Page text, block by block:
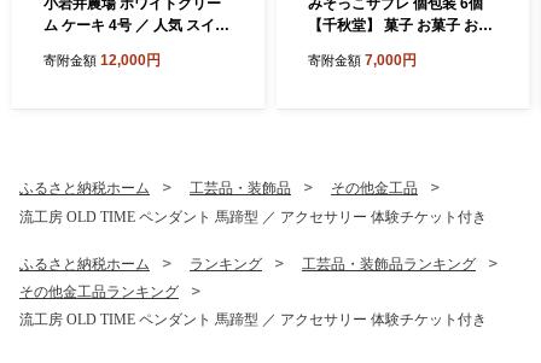
小岩井農場 ホワイトクリー
ム ケーキ 4号 ／ 人気 スイー
かし 洋菓子 ホワイト クリー
産 手土産 誕生日 記念日 冷凍
おすすめ
寄附金額 12,000円
みそっこサブレ 個包装 6個
【千秋堂】 菓子 お菓子 おか
ブレ クッキー スイーツ 赤味
お裾分け おすすめ 人気 岩手
県 雫石町 送料無料
寄附金額 7,000円
ふるさと納税ホーム 工芸品・装飾品
その他金工品
流工房 OLD TIME ペンダント 馬蹄型 ／ アクセサリー 体験チケット付き
ふるさと納税ホーム ランキング
工芸品・装飾品ランキング
その他金工品ランキング
流工房 OLD TIME ペンダント 馬蹄型 ／ アクセサリー 体験チケット付き